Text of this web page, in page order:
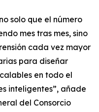
solo que el número
mes tras mes, sino
cada vez mayor
para diseñar
en todo el
inteligentes”, añade
del Consorcio